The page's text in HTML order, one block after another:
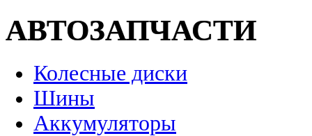
АВТОЗАПЧАСТИ
Колесные диски
Шины
Аккумуляторы